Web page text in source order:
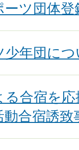
ーツ団体
少年団に
る合宿を
合宿誘致